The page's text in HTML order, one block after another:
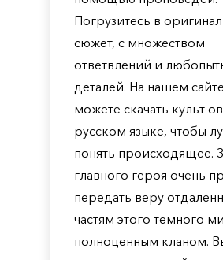
Погрузитесь в
сюжет, с множеством
ответвлений и
деталей. На нашем
можете скачать культ
русском языке, чтобы
понять происходящее.
главного героя очень
передать веру
частям этого темного
полноценным кланом.